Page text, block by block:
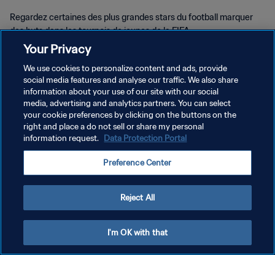
Regardez certaines des plus grandes stars du football marquer
des buts dans les tournois de jeunes de la FIFA.
POLITIQUE DE CONFIDENTIALITÉ
CONDITIONS D'UTILISATION
GÉRER VOS PRÉFÉRENCES SUR LES COOKIES
Your Privacy
We use cookies to personalize content and ads, provide
social media features and analyse our traffic. We also share
information about your use of our site with our social
media, advertising and analytics partners. You can select
your cookie preferences by clicking on the buttons on the
right and place a do not sell or share my personal
information request. Data Protection Portal
Preference Center
Reject All
I'm OK with that